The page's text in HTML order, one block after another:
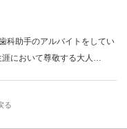
科助手のアルバイトをしてい
涯において尊敬する大人…
る